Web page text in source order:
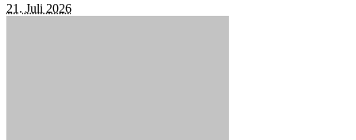
21. Juli 2026